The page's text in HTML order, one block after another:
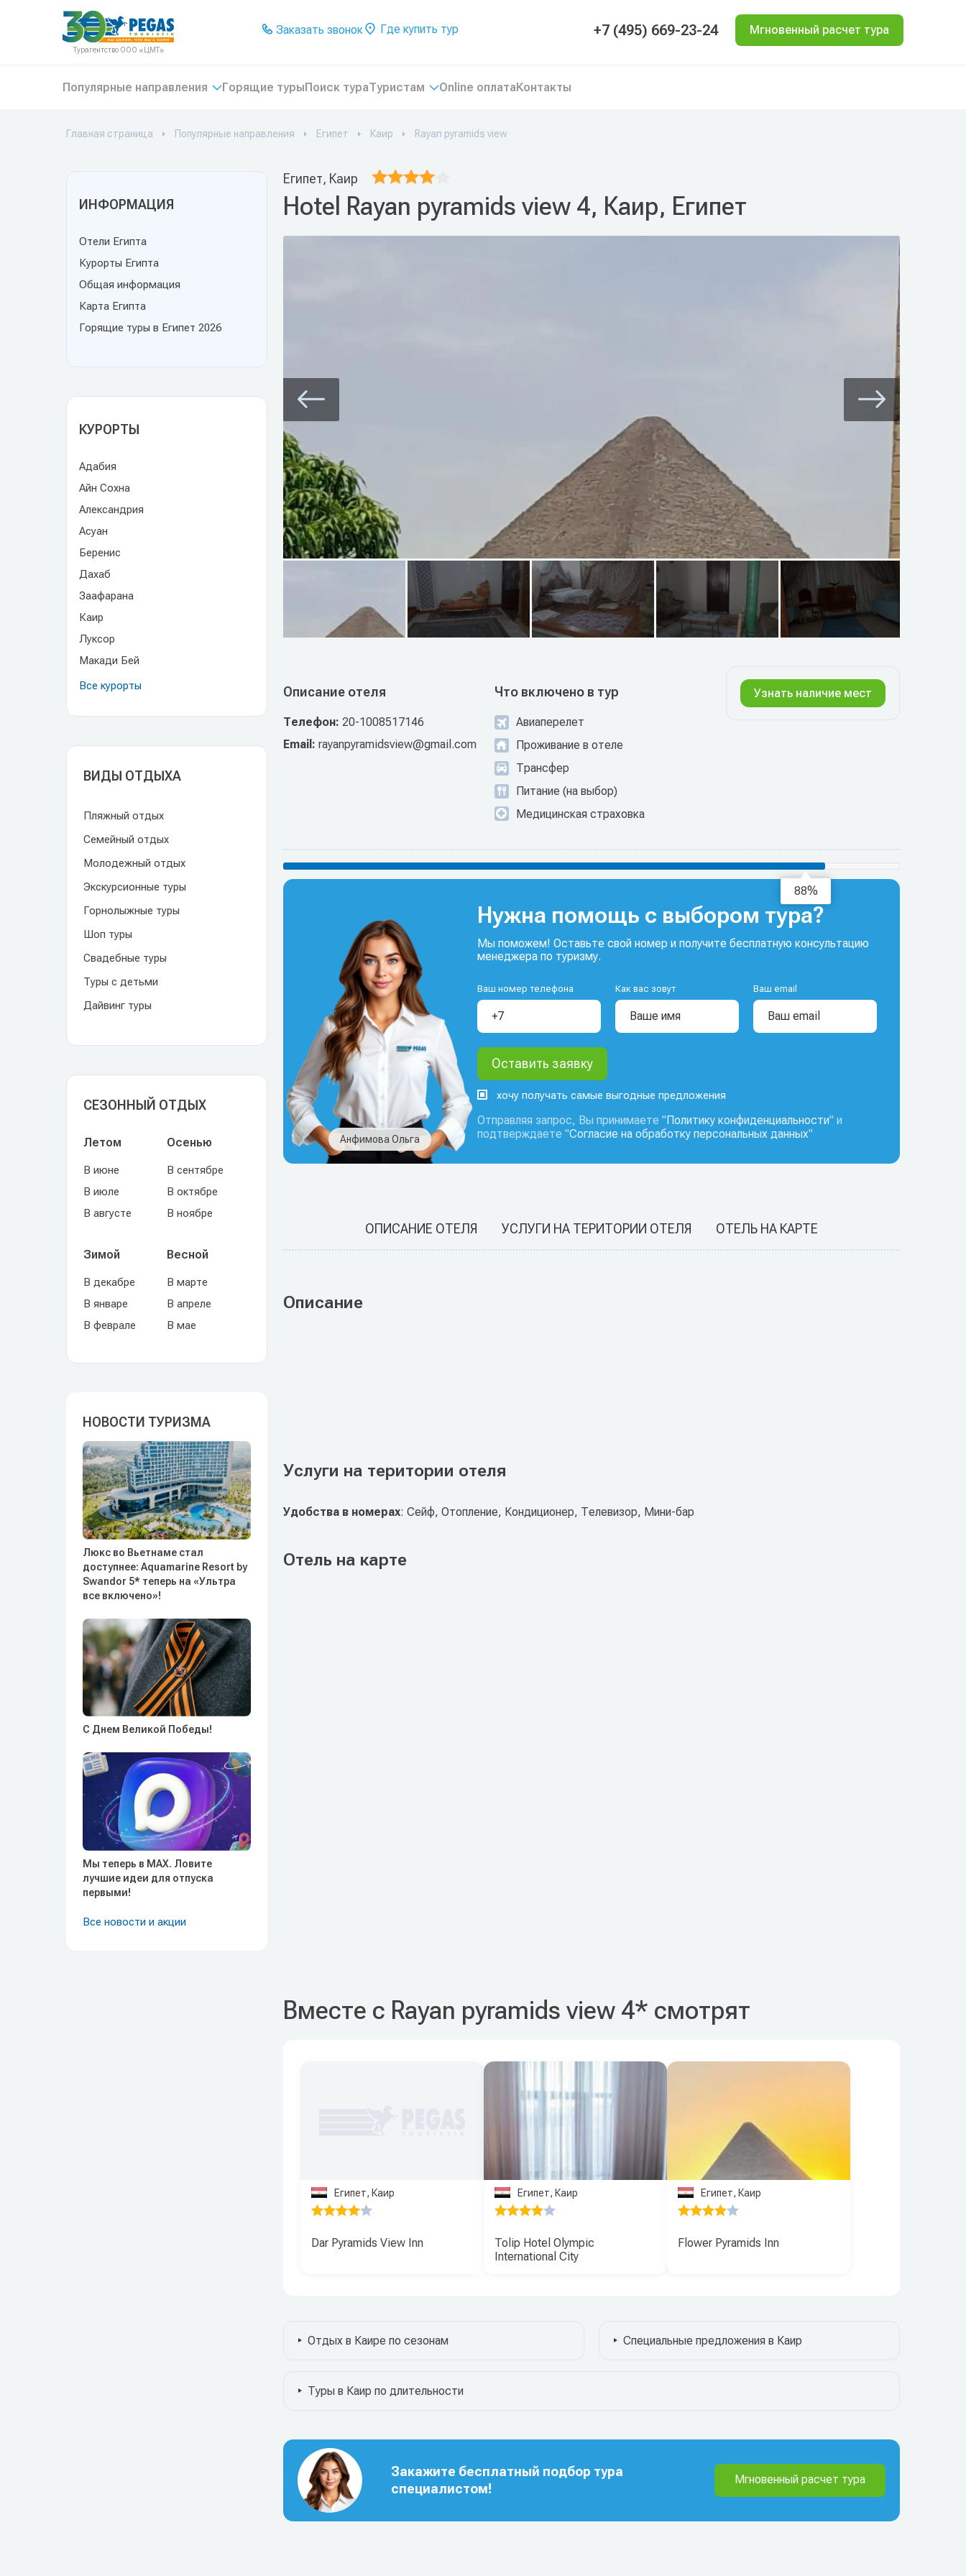
На главную
Турагентство ООО «ЦМТ»
Заказать звонок Где купить тур +7 (495) 669-23-24 Мгновенный расчет тура
Популярные направления Горящие турыПоиск тураТуристам Online оплатаКонтакты
Главная страница Популярные направления Египет Каир Rayan pyramids view
ИНФОРМАЦИЯ
Отели Египта
Курорты Египта
Общая информация
Карта Египта
Горящие туры в Египет 2026
КУРОРТЫ
Адабия
Айн Сохна
Александрия
Асуан
Беренис
Дахаб
Заафарана
Каир
Луксор
Макади Бей
Все курорты
ВИДЫ ОТДЫХА
Пляжный отдых
Семейный отдых
Молодежный отдых
Экскурсионные туры
Горнолыжные туры
Шоп туры
Свадебные туры
Туры с детьми
Дайвинг туры
СЕЗОННЫЙ ОТДЫХ
Летом
В июне
В июле
В августе
Осенью
В сентябре
В октябре
В ноябре
Зимой
В декабре
В январе
В феврале
Весной
В марте
В апреле
В мае
НОВОСТИ ТУРИЗМА
Люкс во Вьетнаме стал
доступнее: Aquamarine Resort by
Swandor 5* теперь на «Ультра
все включено»!
С Днем Великой Победы!
Мы теперь в MAX. Ловите
лучшие идеи для отпуска
первыми!
Все новости и акции
Египет, Каир
Hotel Rayan pyramids view 4, Каир, Египет
Описание отеля
Телефон: 20-1008517146
Email: rayanpyramidsview@gmail.com
Что включено в тур
Авиаперелет
Проживание в отеле
Трансфер
Питание (на выбор)
Медицинская страховка
Узнать наличие мест
Анфимова Ольга
Нужна помощь с выбором тура?
Мы поможем! Оставьте свой номер и получите бесплатную консультацию
менеджера по туризму.
Ваш номер телефона Как вас зовут Ваш email
хочу получать самые выгодные предложения
Отправляя запрос, Вы принимаете " Политику конфиденциальности" и
подтверждаете "Согласие на обработку персональных данных"
ОПИСАНИЕ ОТЕЛЯ УСЛУГИ НА ТЕРИТОРИИ ОТЕЛЯ ОТЕЛЬ НА КАРТЕ
Описание
Услуги на територии отеля
Удобства в номерах: Сейф, Отопление, Кондиционер, Телевизор, Мини-бар
Отель на карте
Вместе с Rayan pyramids view 4* смотрят
Египет, Каир
Dar Pyramids View Inn
Египет, Каир
Tolip Hotel Olympic
International City
Египет, Каир
Flower Pyramids Inn
Отдых в Каире по сезонам Специальные предложения в Каир
Туры в Каир по длительности
Закажите бесплатный подбор тура
специалистом!
Мгновенный расчет тура